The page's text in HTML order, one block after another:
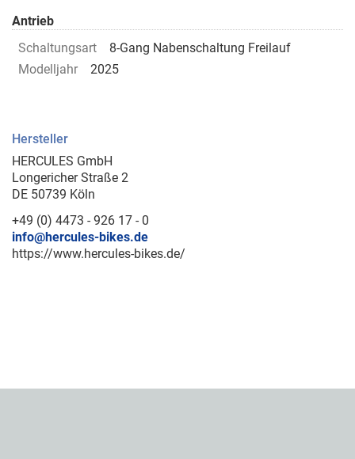
Antrieb
Schaltungsart
8-Gang Nabenschaltung Freilauf
Modelljahr
2025
Hersteller
HERCULES GmbH
Longericher Straße 2
DE 50739 Köln
+49 (0) 4473 - 926 17 - 0
info@hercules-bikes.de
https://www.hercules-bikes.de/